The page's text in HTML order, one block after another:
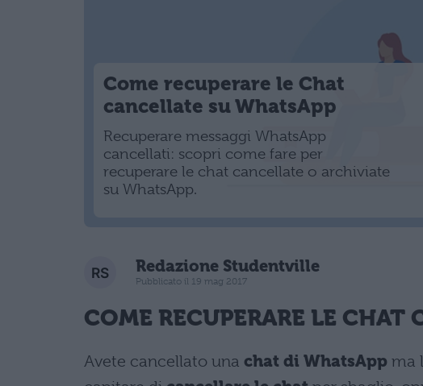
Come recuperare le Chat
cancellate su WhatsApp
Recuperare messaggi WhatsApp
cancellati: scopri come fare per
recuperare le chat cancellate o archiviate
su WhatsApp.
Redazione Studentville
Pubblicato il 19 mag 2017
COME RECUPERARE LE CHAT
Avete cancellato una chat di WhatsApp ma